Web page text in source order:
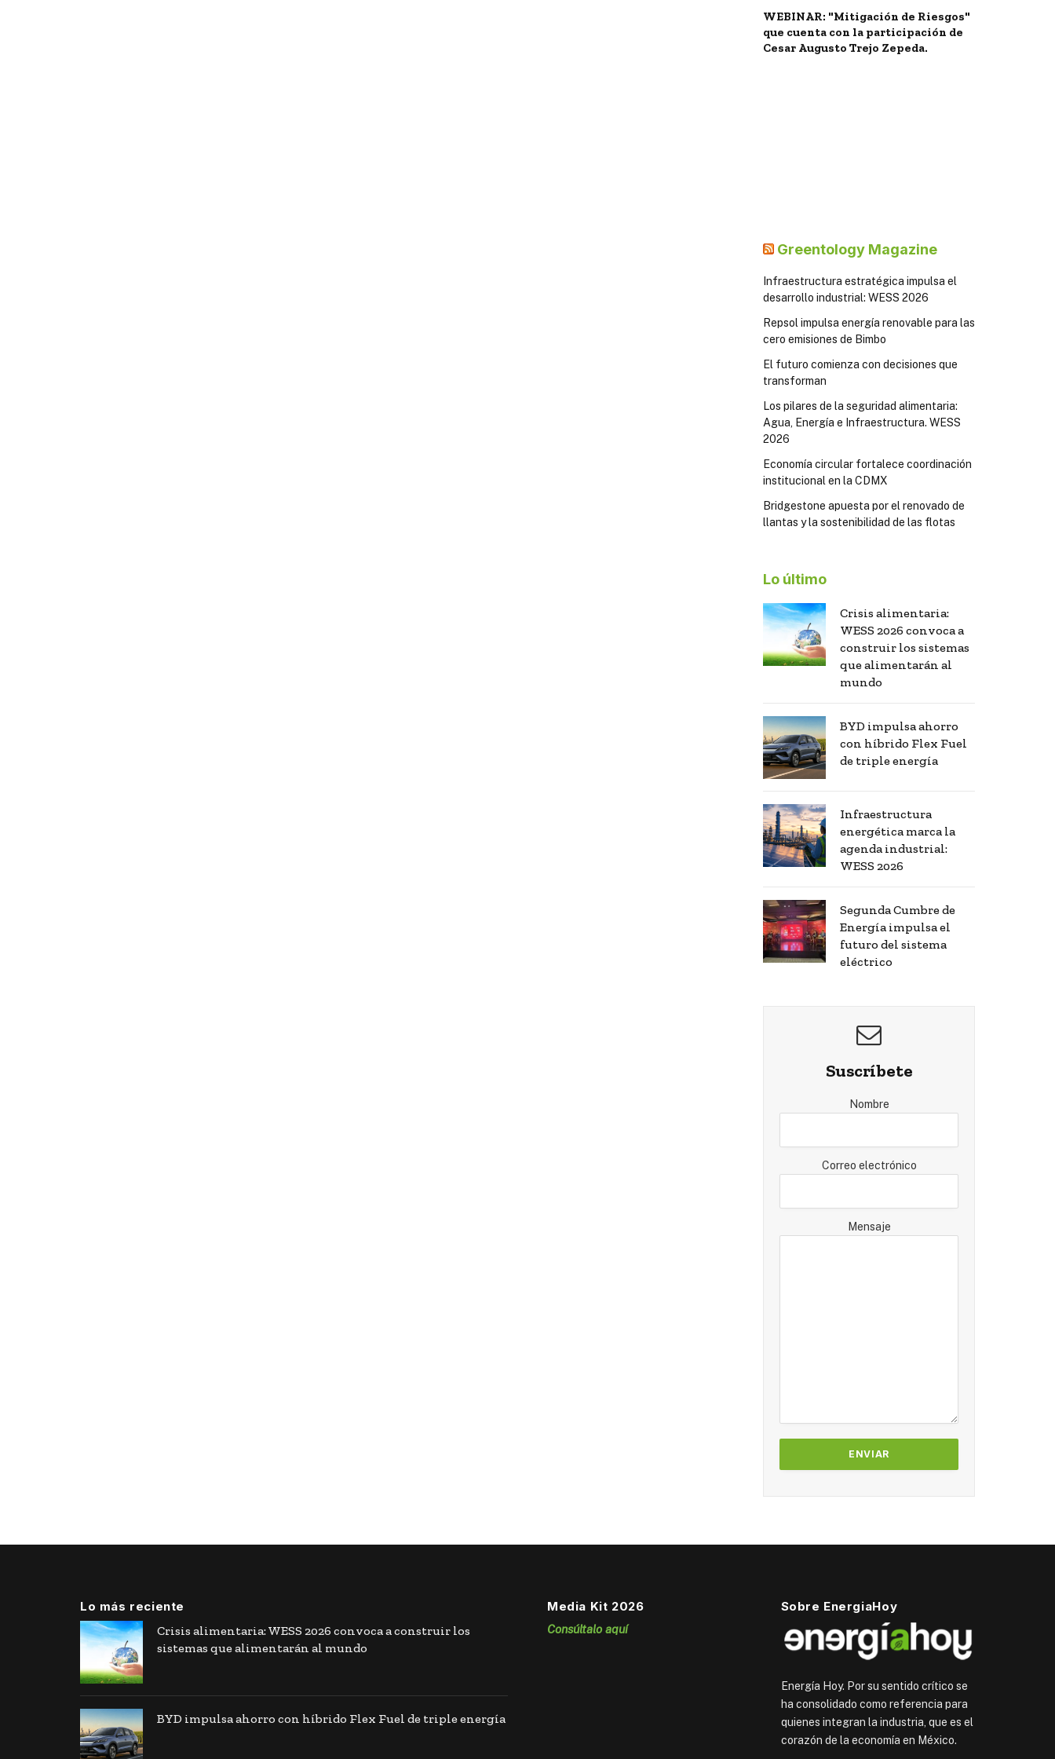
WEBINAR: "Mitigación de Riesgos"
que cuenta con la participación de
Cesar Augusto Trejo Zepeda.
Greentology Magazine
Infraestructura estratégica impulsa el
desarrollo industrial: WESS 2026
Repsol impulsa energía renovable para las
cero emisiones de Bimbo
El futuro comienza con decisiones que
transforman
Los pilares de la seguridad alimentaria:
Agua, Energía e Infraestructura. WESS
2026
Economía circular fortalece coordinación
institucional en la CDMX
Bridgestone apuesta por el renovado de
llantas y la sostenibilidad de las flotas
Lo último
Crisis alimentaria:
WESS 2026 convoca a
construir los sistemas
que alimentarán al
mundo
BYD impulsa ahorro
con híbrido Flex Fuel
de triple energía
Infraestructura
energética marca la
agenda industrial:
WESS 2026
Segunda Cumbre de
Energía impulsa el
futuro del sistema
eléctrico
Suscríbete
Nombre
Correo electrónico
Mensaje
Lo más reciente
Crisis alimentaria: WESS 2026 convoca a construir los
sistemas que alimentarán al mundo
BYD impulsa ahorro con híbrido Flex Fuel de triple energía
Media Kit 2026
Consúltalo aquí
Sobre EnergiaHoy
Energía Hoy. Por su sentido crítico se
ha consolidado como referencia para
quienes integran la industria, que es el
corazón de la economía en México.